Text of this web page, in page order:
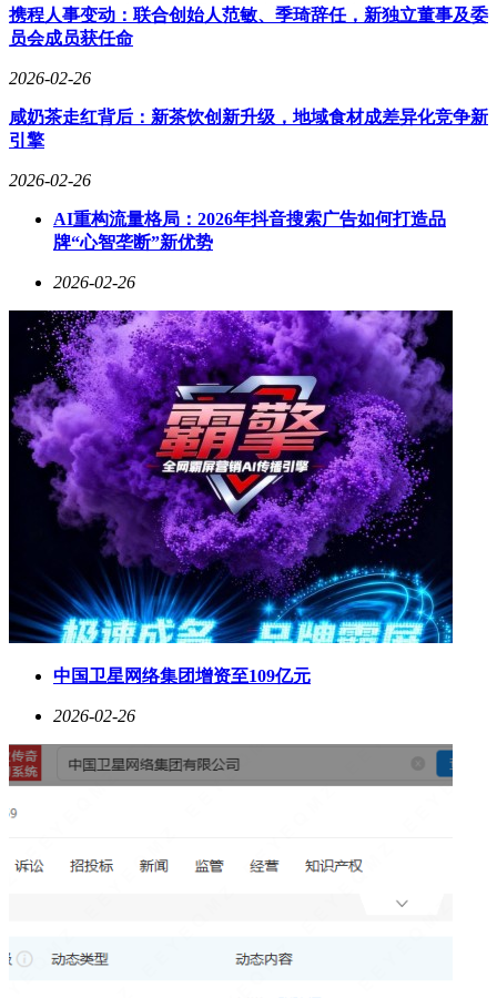
账号1.1万个。在服务保障领域，物流时效持续优化，虚假发
货投诉率下降明显，售后场景中超95%的异常订单实现主动退
区运营规范》，为创作者提供明确的合规指引，推动内容生态
从流量竞争转向价值创造。
携程人事变动：联合创始人范敏、季琦辞任，新独立董事及委
员会成员获任命
2026-02-26
咸奶茶走红背后：新茶饮创新升级，地域食材成差异化竞争新
引擎
2026-02-26
AI重构流量格局：2026年抖音搜索广告如何打造品
牌“心智垄断”新优势
2026-02-26
中国卫星网络集团增资至109亿元
2026-02-26